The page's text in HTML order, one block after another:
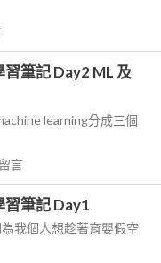
筆記 Day2 ML 及
learning分成三個
言
筆記 Day1
我個人想趁著育嬰假空